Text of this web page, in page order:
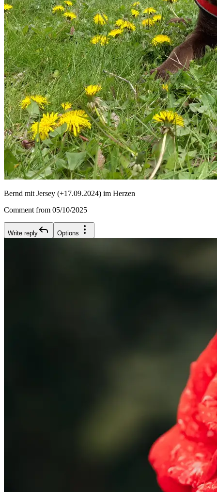
Bernd mit Jersey (+17.09.2024) im Herzen
Comment from 05/10/2025
Write reply Options